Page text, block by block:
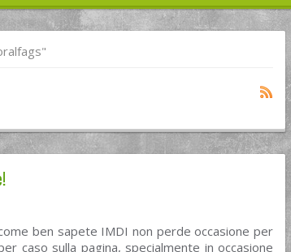
ben sapete IMDI non perde occasione per
caso sulla pagina, specialmente in occasione